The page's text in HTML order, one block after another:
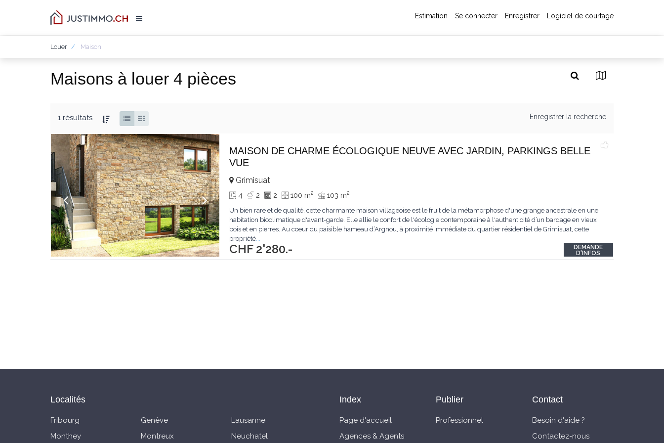
Estimation Se connecter Enregistrer Logiciel de courtage
Louer Maison
Maisons à louer 4 pièces
1 résultats Enregistrer la recherche
MAISON DE CHARME ÉCOLOGIQUE NEUVE AVEC JARDIN, PARKINGS BELLE
VUE
CHF 2'280.-
Grimisuat
4 2 2 100 m2 103 m2
Un bien rare et de qualité, cette charmante maison villageoise est le fruit de la métamorphose d'une grange ancestrale en une
habitation bioclimatique d'avant-garde. Elle allie le confort de l'écologie contemporaine à l'authenticité d’un bardage en vieux
bois et en pierres. Au coeur du paisible hameau d’Argnou, à proximité immédiate du quartier résidentiel de Grimisuat, cette
propriété...
DEMANDE
D'INFOS
Localités
Fribourg Genève
Lausanne
Monthey
Montreux Neuchatel
Index
Page d'accueil
Agences & Agents
Publier
Professionnel
Contact
Besoin d'aide ?
Contactez-nous